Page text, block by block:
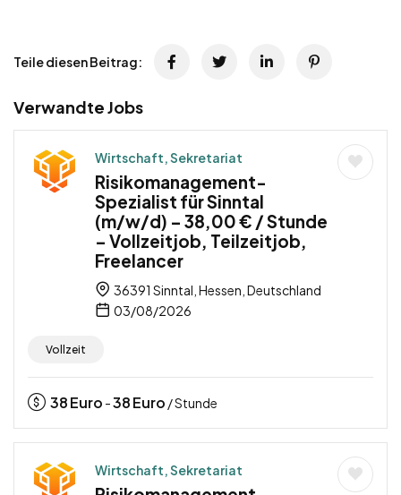
Teile diesen Beitrag:
Verwandte Jobs
Wirtschaft, Sekretariat
Risikomanagement-
Spezialist für Sinntal
(m/w/d) – 38,00 € / Stunde
– Vollzeitjob, Teilzeitjob,
Freelancer
36391 Sinntal, Hessen, Deutschland
03/08/2026
Vollzeit
38Euro -38Euro / Stunde
Wirtschaft, Sekretariat